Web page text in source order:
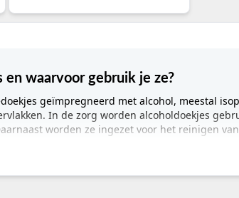
waarvoor gebruik je ze?
geïmpregneerd met alcohol, meestal
In de zorg worden alcoholdoekjes
worden ze ingezet voor het reinigen